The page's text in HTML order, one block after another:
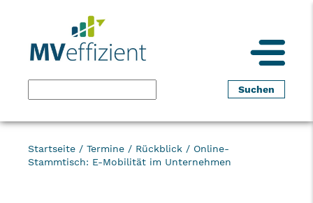
Startseite / Termine / Rückblick / Online-
Stammtisch: E-Mobilität im Unternehmen